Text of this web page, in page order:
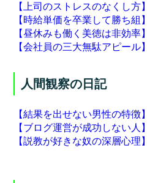
【上司のストレスのなくし方】
【時給単価を卒業して勝ち組】
【昼休みも働く美徳は非効率】
【会社員の三大無駄アピール】
人間観察の日記
【結果を出せない男性の特徴】
【ブログ運営が成功しない人】
【説教が好きな奴の深層心理】